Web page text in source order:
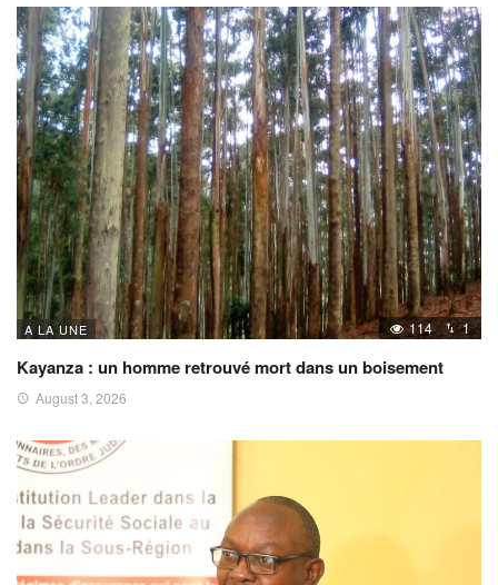
A LA UNE 114 1
Kayanza : un homme retrouvé mort dans un boisement
August 3, 2026